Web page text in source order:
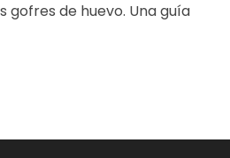
de huevo. Una guía